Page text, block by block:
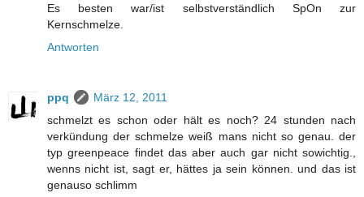
Es besten war/ist selbstverständlich SpOn zur
Kernschmelze.
Antworten
ppq
März 12, 2011
schmelzt es schon oder hält es noch? 24 stunden nach
verkündung der schmelze weiß mans nicht so genau. der
typ greenpeace findet das aber auch gar nicht sowichtig.,
wenns nicht ist, sagt er, hättes ja sein können. und das ist
genauso schlimm